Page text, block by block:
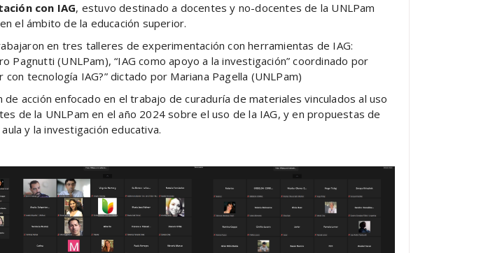
con IAG, estuvo destinado a docentes y no-docentes de la UNLPam
el ámbito de la educación superior.
en tres talleres de experimentación con herramientas de IAG:
Pagnutti (UNLPam), “IAG como apoyo a la investigación” coordinado por
tecnología IAG?” dictado por Mariana Pagella (UNLPam)
acción enfocado en el trabajo de curaduría de materiales vinculados al uso
de la UNLPam en el año 2024 sobre el uso de la IAG, y en propuestas de
y la investigación educativa.